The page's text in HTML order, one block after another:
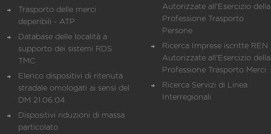
Trasporto delle merci
deperibili - ATP
Database delle località a
supporto dei sistemi RDS
TMC
Elenco dispositivi di ritenuta
stradale omologati ai sensi del
DM 21.06.04
Dispositivi riduzioni di massa
particolato
Autorizzate all'Esercizio della
Professione Trasporto
Persone
Ricerca Imprese iscritte REN
Autorizzate all'Esercizio della
Professione Trasporto Merci
Ricerca Servizi di Linea
Interregionali